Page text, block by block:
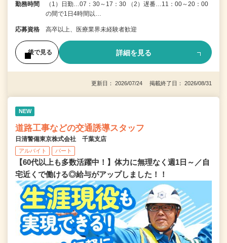
勤務時間
（1）日勤…07：30～17：30 （2）遅番…11：00～20：00
の間で1日4時間以…
応募資格 高卒以上、医療業界未経験者歓迎
後で見る 詳細を見る
更新日： 2026/07/24 掲載終了日： 2026/08/31
NEW
道路工事などの交通誘導スタッフ
日清警備東京株式会社 千葉支店
アルバイト パート
【60代以上も多数活躍中！】体力に無理なく週1日～／自
宅近くで働ける◎給与がアップしました！！